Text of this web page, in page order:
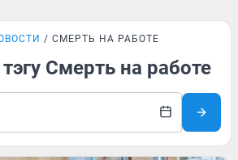
СМЕРТЬ НА РАБОТЕ
Смерть на работе